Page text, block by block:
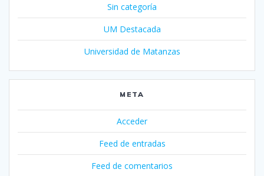
Sin categoría
UM Destacada
Universidad de Matanzas
META
Acceder
Feed de entradas
Feed de comentarios